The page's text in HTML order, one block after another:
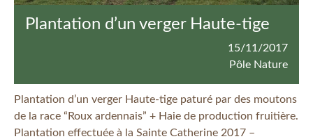
Plantation d’un verger Haute-tige
15/11/2017
Pôle Nature
Plantation d’un verger Haute-tige paturé par des moutons
de la race “Roux ardennais” + Haie de production fruitière.
Plantation effectuée à la Sainte Catherine 2017 –